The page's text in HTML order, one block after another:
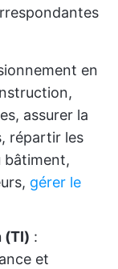
en
assurer la
répartir les
bâtiment,
gérer le
(TI) :
et